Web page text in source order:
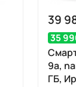
39
35
9a,
ГБ,